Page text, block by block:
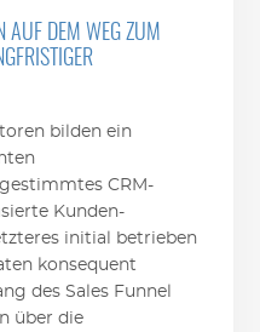
AUF DEM WEG ZUM
bilden ein
CRM-
Kunden-
initial betrieben
konsequent
des Sales Funnel
über die